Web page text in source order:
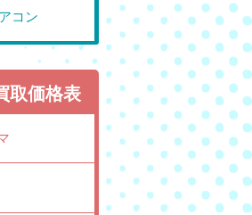
コン
取価格表